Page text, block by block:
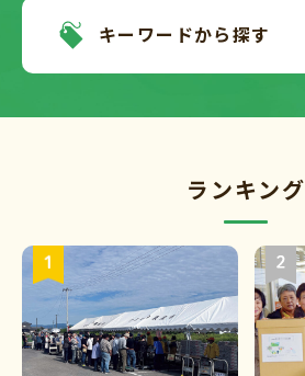
キーワードから探す
ランキング